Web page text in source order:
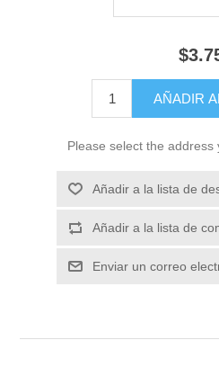
Please select the address